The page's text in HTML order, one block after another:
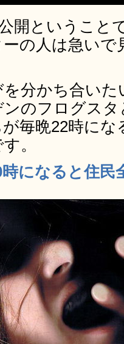
開ということ
の人は急い
分かち合い
のフログス
毎晩22時に
。
になると住民